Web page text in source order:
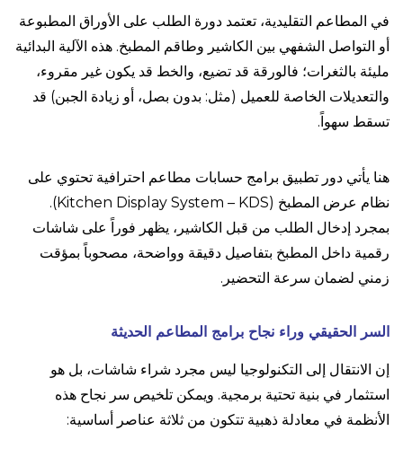
في المطاعم التقليدية، تعتمد دورة الطلب على الأوراق المطبوعة
أو التواصل الشفهي بين الكاشير وطاقم المطبخ. هذه الآلية البدائية
مليئة بالثغرات؛ فالورقة قد تضيع، والخط قد يكون غير مقروء،
والتعديلات الخاصة للعميل (مثل: بدون بصل، أو زيادة الجبن) قد
تسقط سهواً.
هنا يأتي دور تطبيق برامج حسابات مطاعم احترافية تحتوي على
نظام عرض المطبخ (Kitchen Display System – KDS).
بمجرد إدخال الطلب من قبل الكاشير، يظهر فوراً على شاشات
رقمية داخل المطبخ بتفاصيل دقيقة وواضحة، مصحوباً بمؤقت
زمني لضمان سرعة التحضير.
السر الحقيقي وراء نجاح برامج المطاعم الحديثة
إن الانتقال إلى التكنولوجيا ليس مجرد شراء شاشات، بل هو
استثمار في بنية تحتية برمجية. ويمكن تلخيص سر نجاح هذه
الأنظمة في معادلة ذهبية تتكون من ثلاثة عناصر أساسية: